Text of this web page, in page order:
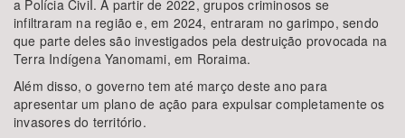
a Polícia CiviI. A partir de 2022, grupos criminosos se
infiltraram na região e, em 2024, entraram no garimpo, sendo
que parte deles são investigados pela destruição provocada na
Terra Indígena Yanomami, em Roraima.
Além disso, o governo tem até março deste ano para
apresentar um plano de ação para expulsar completamente os
invasores do território.